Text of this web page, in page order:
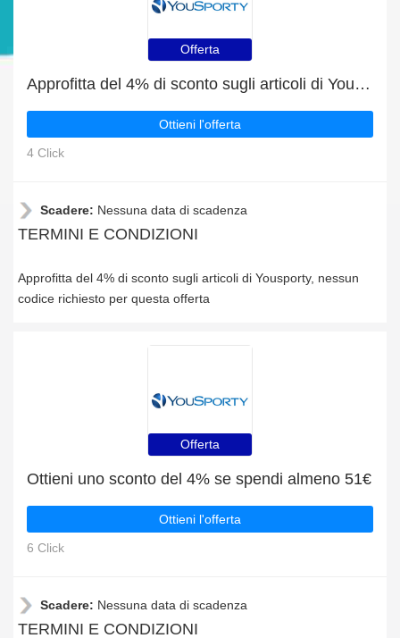
Offerta
Approfitta del 4% di sconto sugli articoli di Yousporty
Ottieni l'offerta
4 Click
Scadere: Nessuna data di scadenza
TERMINI E CONDIZIONI
Approfitta del 4% di sconto sugli articoli di Yousporty, nessun
codice richiesto per questa offerta
Offerta
Ottieni uno sconto del 4% se spendi almeno 51€
Ottieni l'offerta
6 Click
Scadere: Nessuna data di scadenza
TERMINI E CONDIZIONI